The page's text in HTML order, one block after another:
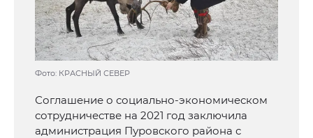
Фото: КРАСНЫЙ СЕВЕР
Соглашение о социально-экономическом
сотрудничестве на 2021 год заключила
администрация Пуровского района с